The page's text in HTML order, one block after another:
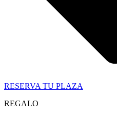
RESERVA TU PLAZA
REGALO